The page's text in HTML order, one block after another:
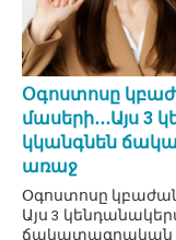
Օգոստոսը
մասերի․․․Այս
կկանգնեն
առաջ
Օգոստոսը
Այս 3
ճակատագրական